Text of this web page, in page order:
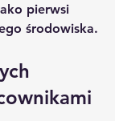
pierwsi
środowiska.